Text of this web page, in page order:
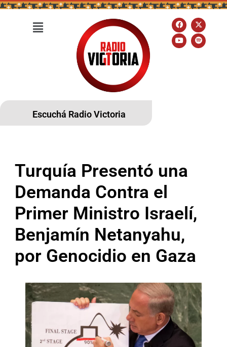
Escuchá Radio Victoria
Turquía Presentó una
Demanda Contra el
Primer Ministro Israelí,
Benjamín Netanyahu,
por Genocidio en Gaza